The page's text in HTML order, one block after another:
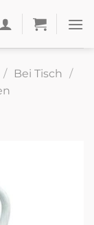
/ Bei Tisch /